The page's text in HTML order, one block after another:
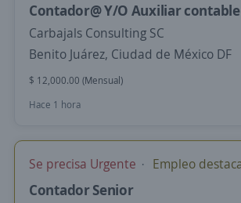
Contador@ Y/O Auxiliar contable
Carbajals Consulting SC
Benito Juárez, Ciudad de México DF
$ 12,000.00 (Mensual)
Hace 1 hora
Se precisa Urgente Empleo
Contador Senior